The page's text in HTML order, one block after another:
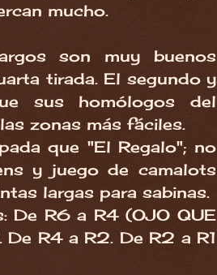
mucho.
son muy buenos
tirada. El segundo y
sus homólogos del
zonas más fáciles.
que "El Regalo"; no
y juego de camalots
largas para sabinas.
De R6 a R4 (OJO QUE
R4 a R2. De R2 a R1